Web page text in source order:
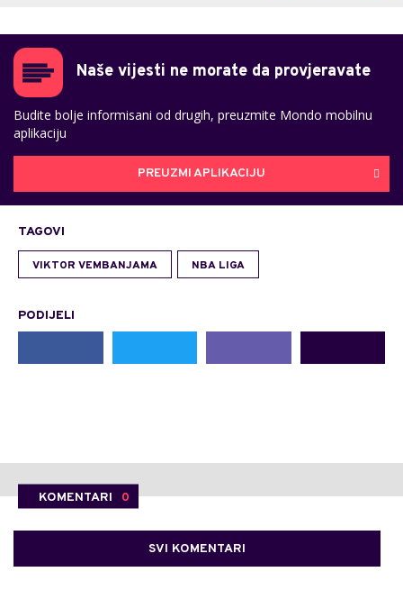
Naše vijesti ne morate da provjeravate
Budite bolje informisani od drugih, preuzmite Mondo mobilnu
aplikaciju
PREUZMI APLIKACIJU
TAGOVI
VIKTOR VEMBANJAMA NBA LIGA
PODIJELI
KOMENTARI 0
SVI KOMENTARI